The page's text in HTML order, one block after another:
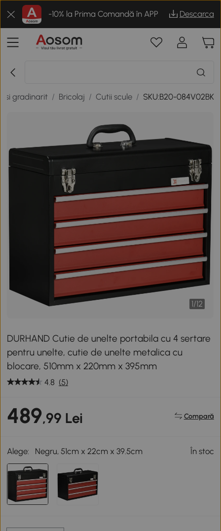
-10% la Prima Comandă în APP Descarca
si gradinarit / Bricolaj / Cutii scule / SKU:B20-084V02BK
1/12
DURHAND Cutie de unelte portabila cu 4 sertare
pentru unelte, cutie de unelte metalica cu
blocare, 510mm x 220mm x 395mm
4.8 (5)
489,99 Lei Compară
Alege: Negru, 51cm x 22cm x 39.5cm În stoc